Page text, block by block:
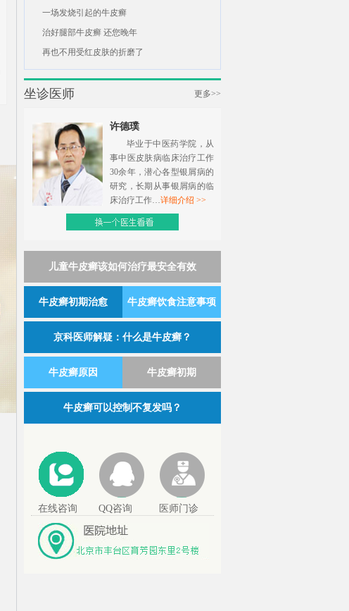
一场发烧引起的牛皮癣
治好腿部牛皮癣 还您晚年
再也不用受红皮肤的折磨了
更多>>
坐诊医师
许德璞
毕业于中医药学院，从
事中医皮肤病临床治疗工作
30余年，潜心各型银屑病的
研究，长期从事银屑病的临
床治疗工作…详细介绍 >>
儿童牛皮癣该如何治疗最安全有效
牛皮癣初期治愈 牛皮癣饮食注意事项
京科医师解疑：什么是牛皮癣？
牛皮癣原因 牛皮癣初期
牛皮癣可以控制不复发吗？
在线咨询 QQ咨询 医师门诊